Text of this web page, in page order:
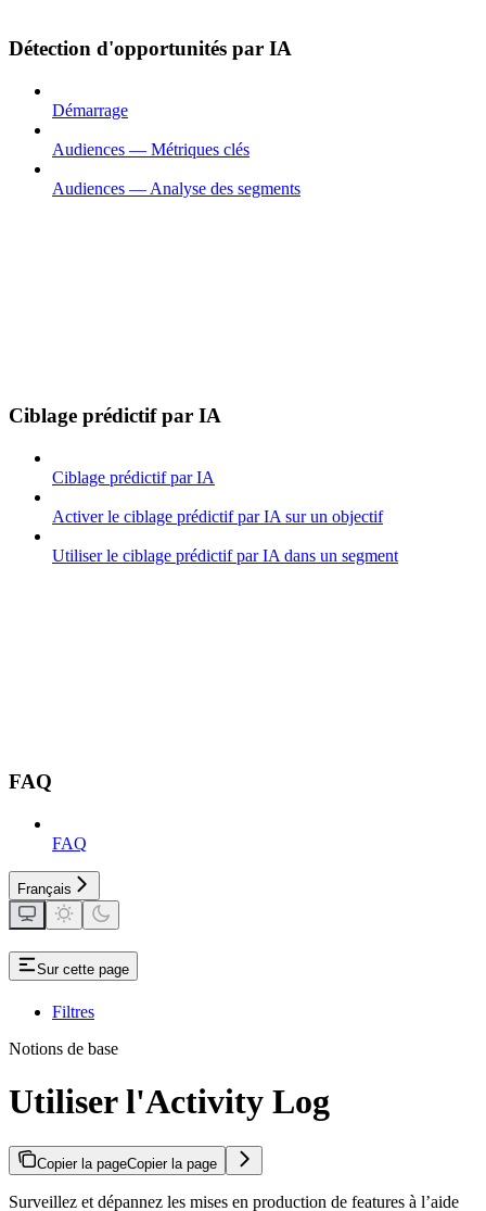
Détection d'opportunités par IA
Démarrage
Audiences — Métriques clés
Audiences — Analyse des segments
Ciblage prédictif par IA
Ciblage prédictif par IA
Activer le ciblage prédictif par IA sur un objectif
Utiliser le ciblage prédictif par IA dans un segment
FAQ
FAQ
Français
Sur cette page
Filtres
Notions de base
Utiliser l'Activity Log
Copier la pageCopier la page
Surveillez et dépannez les mises en production de features à l’aide